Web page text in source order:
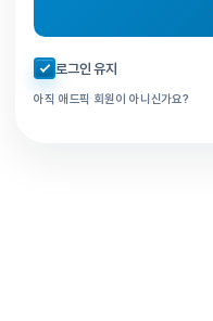
자동로그인 체크
로그인 유지
아직 애드픽 회원이 아니신가요?